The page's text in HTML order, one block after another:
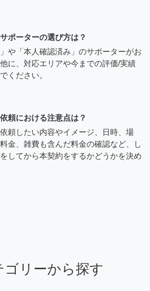
ポーターの選び方は？
」や「本人確認済み」のサポーターがお
に、対応エリアや今までの評価/実績
ください。
頼における注意点は？
頼したい内容やイメージ、日時、場
金、雑費も含んだ料金の確認など、し
してから本契約をするかどうかを決め
ゴリーから探す